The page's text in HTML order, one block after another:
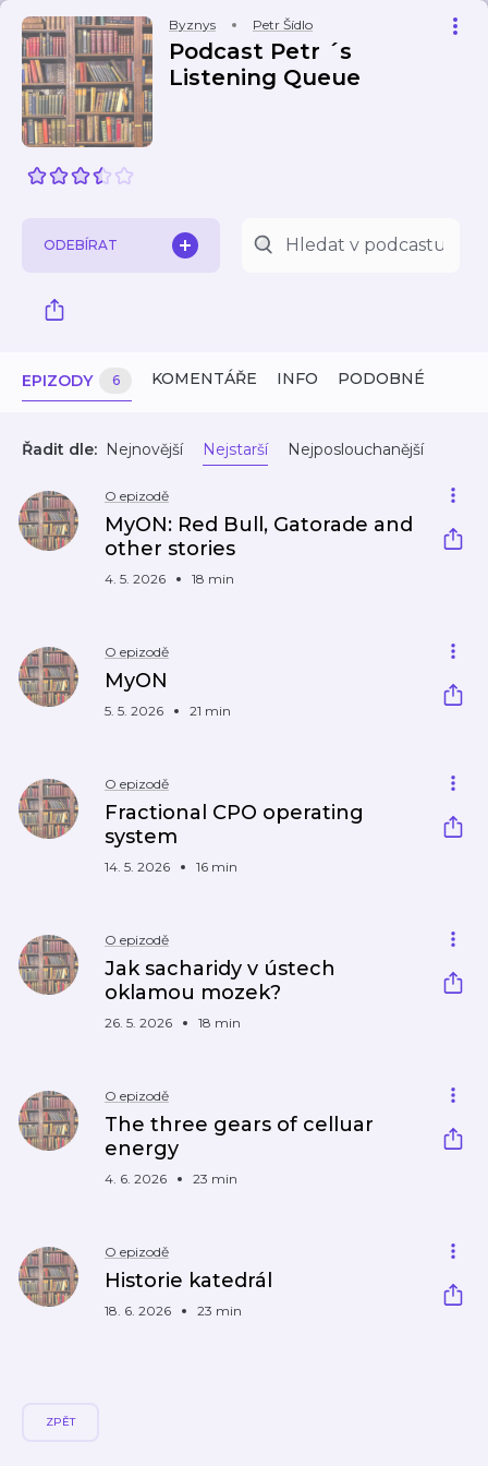
Byznys Petr Šídlo
Podcast Petr ´s
Listening Queue
ODEBÍRAT
EPIZODY 6 KOMENTÁŘE INFO PODOBNÉ
Řadit dle: Nejnovější Nejstarší Nejposlouchanější
O epizodě
MyON: Red Bull, Gatorade and
other stories
4. 5. 2026 18 min
O epizodě
MyON
5. 5. 2026 21 min
O epizodě
Fractional CPO operating
system
14. 5. 2026 16 min
O epizodě
Jak sacharidy v ústech
oklamou mozek?
26. 5. 2026 18 min
O epizodě
The three gears of celluar
energy
4. 6. 2026 23 min
O epizodě
Historie katedrál
18. 6. 2026 23 min
ZPĚT